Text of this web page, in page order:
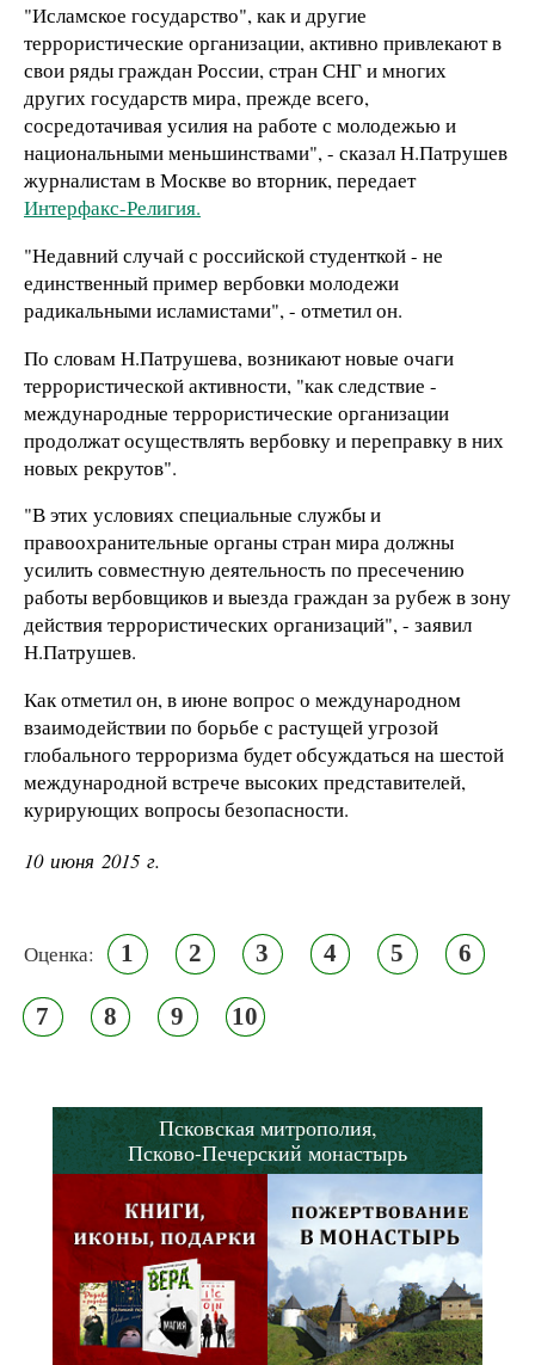
"Исламское государство", как и другие
террористические организации, активно привлекают в
свои ряды граждан России, стран СНГ и многих
других государств мира, прежде всего,
сосредотачивая усилия на работе с молодежью и
национальными меньшинствами", - сказал Н.Патрушев
журналистам в Москве во вторник, передает
Интерфакс-Религия.
"Недавний случай с российской студенткой - не
единственный пример вербовки молодежи
радикальными исламистами", - отметил он.
По словам Н.Патрушева, возникают новые очаги
террористической активности, "как следствие -
международные террористические организации
продолжат осуществлять вербовку и переправку в них
новых рекрутов".
"В этих условиях специальные службы и
правоохранительные органы стран мира должны
усилить совместную деятельность по пресечению
работы вербовщиков и выезда граждан за рубеж в зону
действия террористических организаций", - заявил
Н.Патрушев.
Как отметил он, в июне вопрос о международном
взаимодействии по борьбе с растущей угрозой
глобального терроризма будет обсуждаться на шестой
международной встрече высоких представителей,
курирующих вопросы безопасности.
10 июня 2015 г.
Оценка: 1 2 3 4 5 6
7 8 9 10
Псковская митрополия,
Псково-Печерский монастырь